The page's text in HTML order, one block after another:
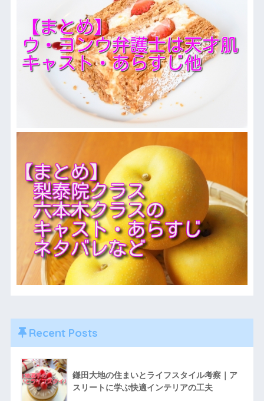
Recent Posts
鎌田大地の住まいとライフスタイル考察｜ア
スリートに学ぶ快適インテリアの工夫